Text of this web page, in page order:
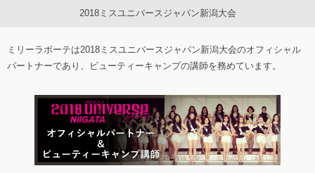
2018ミスユニバースジャパン新潟大会
ミリーラボーテは2018ミスユニバースジャパン新潟大会のオフィシャル
パートナーであり、ビューティーキャンプの講師を務めています。